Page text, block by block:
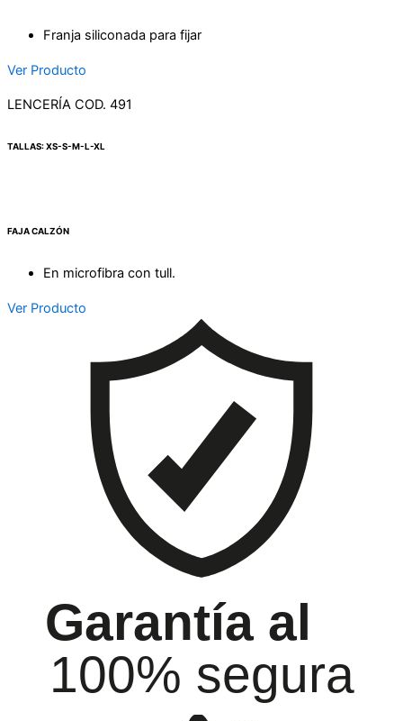
Franja siliconada para fijar
Ver Producto
LENCERÍA COD. 491
TALLAS: XS-S-M-L-XL
FAJA CALZÓN
En microfibra con tull.
Ver Producto
Garantía al
100% segura